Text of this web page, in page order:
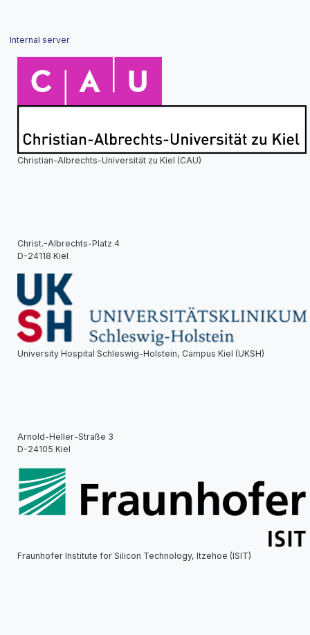
Internal server
Christian-Albrechts-Universität zu Kiel (CAU)
Christ.-Albrechts-Platz 4
D-24118 Kiel
University Hospital Schleswig-Holstein, Campus Kiel (UKSH)
Arnold-Heller-Straße 3
D-24105 Kiel
Fraunhofer Institute for Silicon Technology, Itzehoe (ISIT)